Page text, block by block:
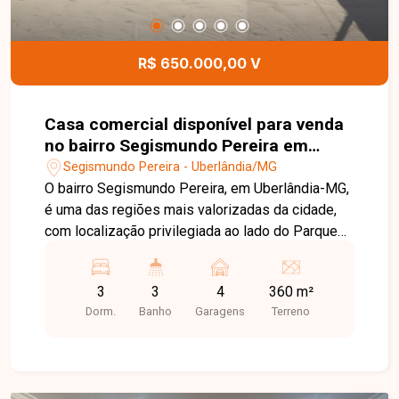
os moradores. Entre em contato para mais
informações e agende uma visita para conhecer
este excelente apartamento.
R$ 650.000,00 V
Casa comercial disponível para venda
no bairro Segismundo Pereira em
Uberlândia-MG
Segismundo Pereira - Uberlândia/MG
O bairro Segismundo Pereira, em Uberlândia-MG,
é uma das regiões mais valorizadas da cidade,
com localização privilegiada ao lado do Parque
fácil acesso às principais avenidas, rodovias e
ao anel viário, além de estar próximo a escolas,
pontos de ônibus, comércios e diversos
3
Dorm.
3
Banho
4
Garagens
360 m²
Terreno